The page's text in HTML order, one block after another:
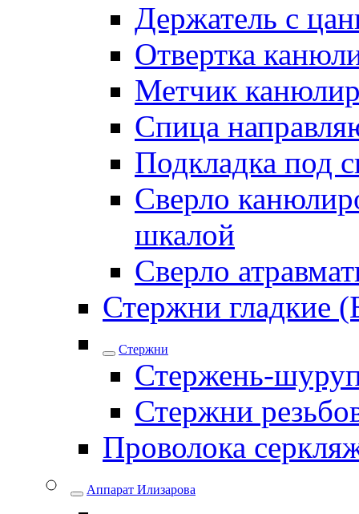
Держатель с
Отвертка
Метчик
Спица
Подкладка под
Сверло
шкалой
Сверло
Стержни гладкие
Стержни
Стержень-
Стержни
Проволока
Аппарат Илизарова